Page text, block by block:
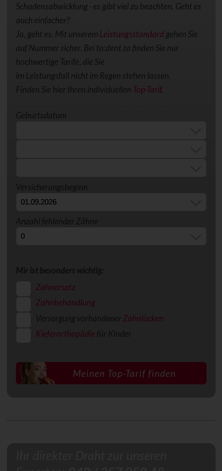
Schadensabwicklung - es gibt viel zu beachten. Geht es
auch einfacher?
Ja, geht es. Mit unserem Leistungsstandardgehen Sie
auf Nummer sicher. Bei to:dent.ta finden Sie nur
hochwertige Tarife, die Sie
im Leistungsfall nicht im Regen stehen lassen.
Finden Sie hier Ihren individuellen Top-Tarif.
Geburtsdatum
Versicherungsbeginn
Anzahl fehlender Zähne
Mir ist besonders wichtig:
Zahnersatz
Zahnbehandlung
Versorgung vorhandenerZahnlücken
Kieferorthopädie für Kinder